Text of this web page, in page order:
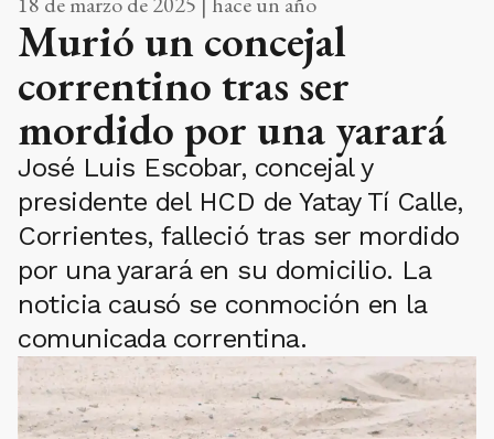
Murió un concejal
correntino tras ser
mordido por una yarará
José Luis Escobar, concejal y
presidente del HCD de Yatay Tí Calle,
Corrientes, falleció tras ser mordido
por una yarará en su domicilio. La
noticia causó se conmoción en la
comunicada correntina.